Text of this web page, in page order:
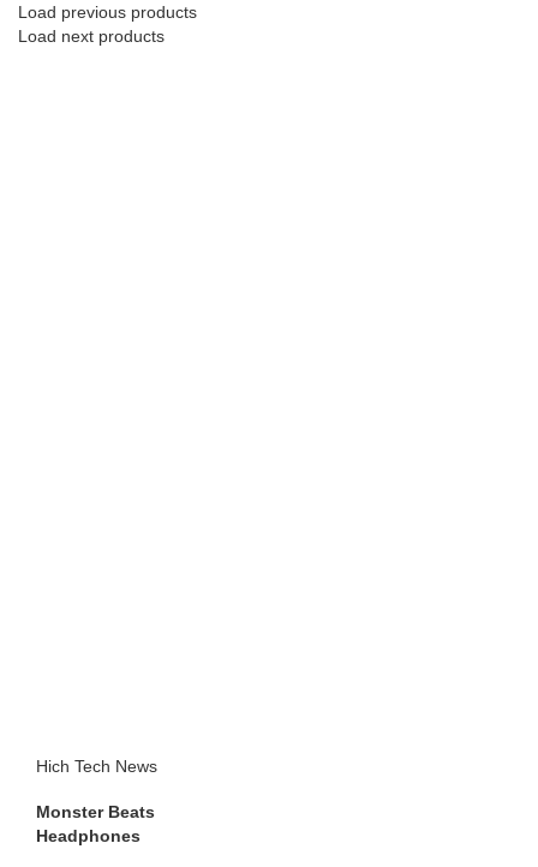
Load previous products
Load next products
Hich Tech News
Monster Beats
Headphones